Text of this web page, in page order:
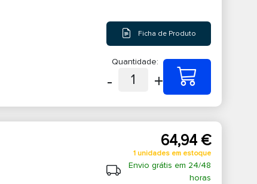
Ficha de Produto
Quantidade:
- 1 +
64,94 €
1 unidades em estoque
Envio grátis em 24/48
horas